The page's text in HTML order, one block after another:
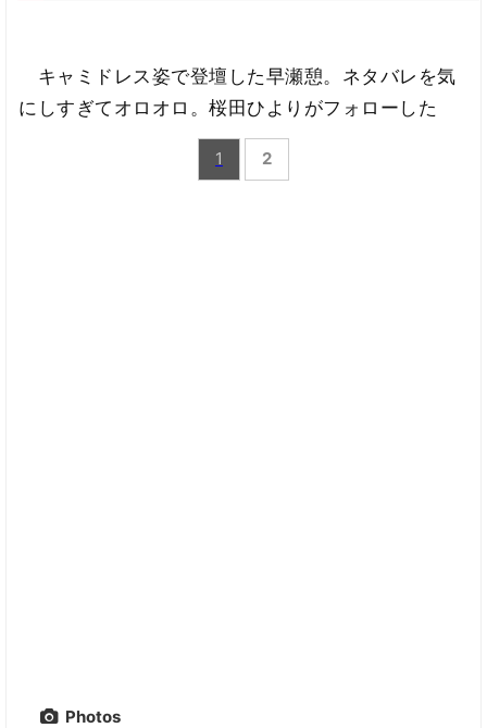
キャミドレス姿で登壇した早瀬憩。ネタバレを気
にしすぎてオロオロ。桜田ひよりがフォローした
1 2
Photos